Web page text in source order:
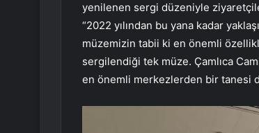
yenilenen sergi düzeniyle
“2022 yılından bu yana kadar
müzemizin tabii ki en önemli
sergilendiği tek müze. Çamlıca
en önemli merkezlerden bir tanesi